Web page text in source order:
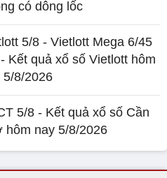
có dông lốc
5/8 - Vietlott Mega 6/45
Kết quả xổ số Vietlott hôm
5/8/2026
5/8 - Kết quả xổ số Cần
hôm nay 5/8/2026